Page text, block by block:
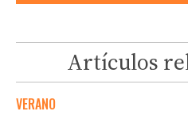
Artículos
VERANO